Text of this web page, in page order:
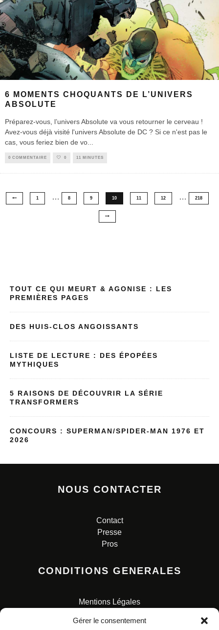
Gérer le consentement
6 MOMENTS CHOQUANTS DE L’UNIVERS
ABSOLUTE
Préparez-vous, l’univers Absolute va vous retourner le cerveau !
Avez-vous déjà visité l'univers Absolute de DC ? Si ce n'est pas le
cas, vous feriez bien de vo
0 COMMENTAIRE 0 11 MINUTES
1 … 8 9 10 11 12 … 218
TOUT CE QUI MEURT & AGONISE : LES
PREMIÈRES PAGES
DES HUIS-CLOS ANGOISSANTS
LISTE DE LECTURE : DES ÉPOPÉES
MYTHIQUES
5 RAISONS DE DÉCOUVRIR LA SÉRIE
TRANSFORMERS
CONCOURS : SUPERMAN/SPIDER-MAN 1976 ET
2026
NOUS CONTACTER
Contact
Presse
Pros
CONDITIONS GENERALES
Mentions Légales
Charte pour la protection des données personnelles